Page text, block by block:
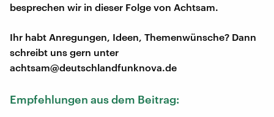
besprechen wir in dieser Folge von Achtsam.
Ihr habt Anregungen, Ideen, Themenwünsche? Dann
schreibt uns gern unter
achtsam@deutschlandfunknova.de
Empfehlungen aus dem Beitrag: